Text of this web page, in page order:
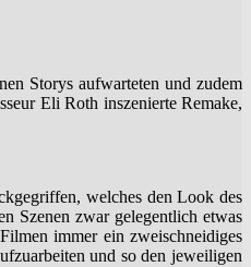
Storys aufwarteten und zudem
Eli Roth inszenierte Remake,
welches den Look des
Szenen zwar gelegentlich etwas
immer ein zweischneidiges
und so den jeweiligen